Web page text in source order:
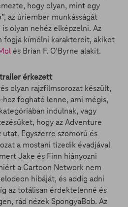
hogy olyan, mint egy
az úriember munkásságát
olyan nehéz elképzelni. Az
fogja kímélni karaktereit, akiket
és Brían F. O’Byrne alakít.
érkezett
olyan rajzfilmsorozat készült,
fogható lenne, ami mégis,
indulnak, vagy
hogy az Adventure
Egyszerre szomorú és
a mostani tizedik évadjával
Jake és Finn hiányozni
a Cartoon Network nem
hibáját, és addig adni
az totálisan érdektelenné és
rád nézek SpongyaBob. Az